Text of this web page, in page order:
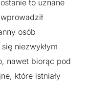
to uznane
osób
niezwykłym
nawet biorąc pod
które istniały